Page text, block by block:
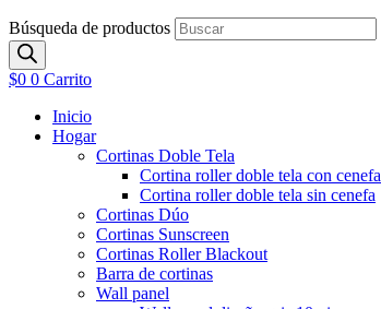
Búsqueda de productos
$0 0 Carrito
Inicio
Hogar
Cortinas Doble Tela
Cortina roller doble tela con cenefa
Cortina roller doble tela sin cenefa
Cortinas Dúo
Cortinas Sunscreen
Cortinas Roller Blackout
Barra de cortinas
Wall panel